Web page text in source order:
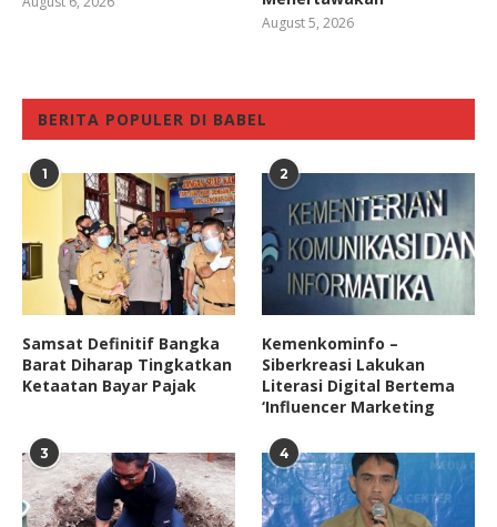
August 5, 2026
BERITA POPULER DI BABEL
1
Samsat Definitif Bangka
Barat Diharap Tingkatkan
Ketaatan Bayar Pajak
2
Kemenkominfo –
Siberkreasi Lakukan
Literasi Digital Bertema
‘Influencer Marketing
3 4